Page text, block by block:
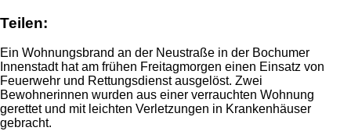
Teilen:
Ein Wohnungsbrand an der Neustraße in der Bochumer
Innenstadt hat am frühen Freitagmorgen einen Einsatz von
Feuerwehr und Rettungsdienst ausgelöst. Zwei
Bewohnerinnen wurden aus einer verrauchten Wohnung
gerettet und mit leichten Verletzungen in Krankenhäuser
gebracht.